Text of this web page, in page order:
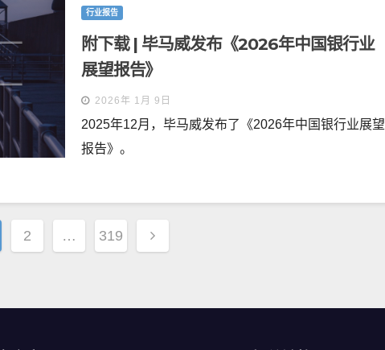
行业报告
附下载 | 毕马威发布《2026年中国银行业
展望报告》
2026年 1月 9日
2025年12月，毕马威发布了《2026年中国银行业展望
报告》。
2 … 319